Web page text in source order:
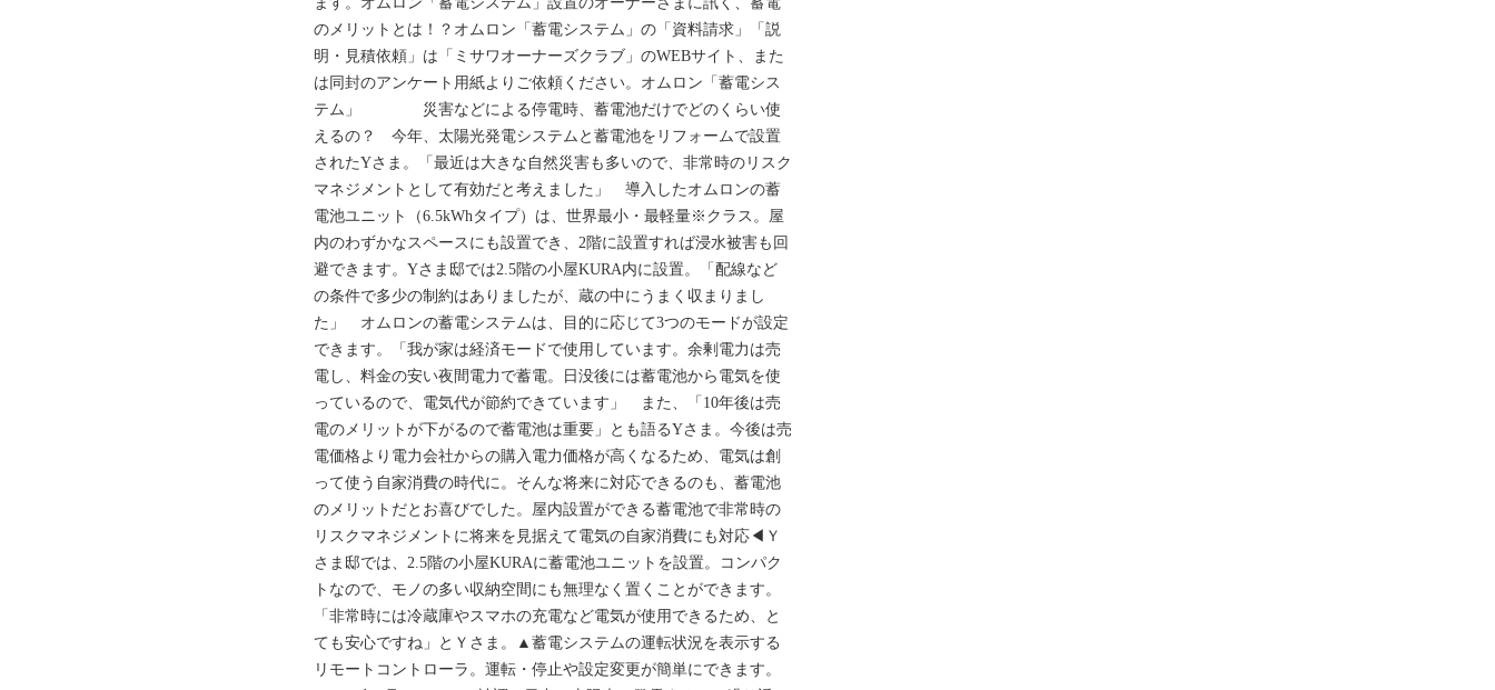
のメリットとは！？オムロン「蓄電システム」の「資料請求」「説
明・見積依頼」は「ミサワオーナーズクラブ」のWEBサイト、また
は同封のアンケート用紙よりご依頼ください。オムロン「蓄電シス
テム」 災害などによる停電時、蓄電池だけでどのくらい使
えるの？ 今年、太陽光発電システムと蓄電池をリフォームで設置
されたYさま。「最近は大きな自然災害も多いので、非常時のリスク
マネジメントとして有効だと考えました」 導入したオムロンの蓄
電池ユニット（6.5kWhタイプ）は、世界最小・最軽量※クラス。屋
内のわずかなスペースにも設置でき、2階に設置すれば浸水被害も回
避できます。Yさま邸では2.5階の小屋KURA内に設置。「配線など
の条件で多少の制約はありましたが、蔵の中にうまく収まりまし
た」 オムロンの蓄電システムは、目的に応じて3つのモードが設定
できます。「我が家は経済モードで使用しています。余剰電力は売
電し、料金の安い夜間電力で蓄電。日没後には蓄電池から電気を使
っているので、電気代が節約できています」 また、「10年後は売
電のメリットが下がるので蓄電池は重要」とも語るYさま。今後は売
電価格より電力会社からの購入電力価格が高くなるため、電気は創
って使う自家消費の時代に。そんな将来に対応できるのも、蓄電池
のメリットだとお喜びでした。屋内設置ができる蓄電池で非常時の
リスクマネジメントに将来を見据えて電気の自家消費にも対応◀Ｙ
さま邸では、2.5階の小屋KURAに蓄電池ユニットを設置。コンパク
トなので、モノの多い収納空間にも無理なく置くことができます。
「非常時には冷蔵庫やスマホの充電など電気が使用できるため、と
ても安心ですね」とＹさま。▲蓄電システムの運転状況を表示する
リモートコントローラ。運転・停止や設定変更が簡単にできます。